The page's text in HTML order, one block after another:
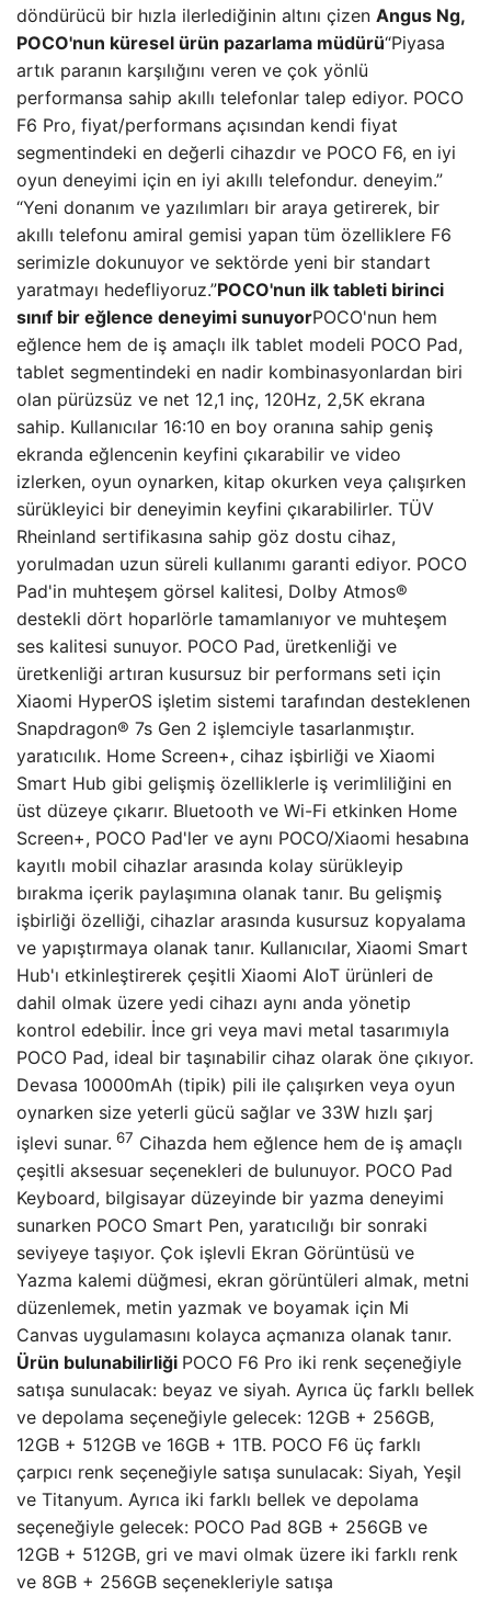
döndürücü bir hızla ilerlediğinin altını çizen Angus Ng,
POCO'nun küresel ürün pazarlama müdürü“Piyasa
artık paranın karşılığını veren ve çok yönlü
performansa sahip akıllı telefonlar talep ediyor. POCO
F6 Pro, fiyat/performans açısından kendi fiyat
segmentindeki en değerli cihazdır ve POCO F6, en iyi
oyun deneyimi için en iyi akıllı telefondur. deneyim.”
“Yeni donanım ve yazılımları bir araya getirerek, bir
akıllı telefonu amiral gemisi yapan tüm özelliklere F6
serimizle dokunuyor ve sektörde yeni bir standart
yaratmayı hedefliyoruz.”POCO'nun ilk tableti birinci
sınıf bir eğlence deneyimi sunuyorPOCO'nun hem
eğlence hem de iş amaçlı ilk tablet modeli POCO Pad,
tablet segmentindeki en nadir kombinasyonlardan biri
olan pürüzsüz ve net 12,1 inç, 120Hz, 2,5K ekrana
sahip. Kullanıcılar 16:10 en boy oranına sahip geniş
ekranda eğlencenin keyfini çıkarabilir ve video
izlerken, oyun oynarken, kitap okurken veya çalışırken
sürükleyici bir deneyimin keyfini çıkarabilirler. TÜV
Rheinland sertifikasına sahip göz dostu cihaz,
yorulmadan uzun süreli kullanımı garanti ediyor. POCO
Pad'in muhteşem görsel kalitesi, Dolby Atmos®
destekli dört hoparlörle tamamlanıyor ve muhteşem
ses kalitesi sunuyor. POCO Pad, üretkenliği ve
üretkenliği artıran kusursuz bir performans seti için
Xiaomi HyperOS işletim sistemi tarafından desteklenen
Snapdragon® 7s Gen 2 işlemciyle tasarlanmıştır.
yaratıcılık. Home Screen+, cihaz işbirliği ve Xiaomi
Smart Hub gibi gelişmiş özelliklerle iş verimliliğini en
üst düzeye çıkarır. Bluetooth ve Wi-Fi etkinken Home
Screen+, POCO Pad'ler ve aynı POCO/Xiaomi hesabına
kayıtlı mobil cihazlar arasında kolay sürükleyip
bırakma içerik paylaşımına olanak tanır. Bu gelişmiş
işbirliği özelliği, cihazlar arasında kusursuz kopyalama
ve yapıştırmaya olanak tanır. Kullanıcılar, Xiaomi Smart
Hub'ı etkinleştirerek çeşitli Xiaomi AIoT ürünleri de
dahil olmak üzere yedi cihazı aynı anda yönetip
kontrol edebilir. İnce gri veya mavi metal tasarımıyla
POCO Pad, ideal bir taşınabilir cihaz olarak öne çıkıyor.
Devasa 10000mAh (tipik) pili ile çalışırken veya oyun
oynarken size yeterli gücü sağlar ve 33W hızlı şarj
işlevi sunar. 67 Cihazda hem eğlence hem de iş amaçlı
çeşitli aksesuar seçenekleri de bulunuyor. POCO Pad
Keyboard, bilgisayar düzeyinde bir yazma deneyimi
sunarken POCO Smart Pen, yaratıcılığı bir sonraki
seviyeye taşıyor. Çok işlevli Ekran Görüntüsü ve
Yazma kalemi düğmesi, ekran görüntüleri almak, metni
düzenlemek, metin yazmak ve boyamak için Mi
Canvas uygulamasını kolayca açmanıza olanak tanır.
Ürün bulunabilirliği POCO F6 Pro iki renk seçeneğiyle
satışa sunulacak: beyaz ve siyah. Ayrıca üç farklı bellek
ve depolama seçeneğiyle gelecek: 12GB + 256GB,
12GB + 512GB ve 16GB + 1TB. POCO F6 üç farklı
çarpıcı renk seçeneğiyle satışa sunulacak: Siyah, Yeşil
ve Titanyum. Ayrıca iki farklı bellek ve depolama
seçeneğiyle gelecek: POCO Pad 8GB + 256GB ve
12GB + 512GB, gri ve mavi olmak üzere iki farklı renk
ve 8GB + 256GB seçenekleriyle satışa